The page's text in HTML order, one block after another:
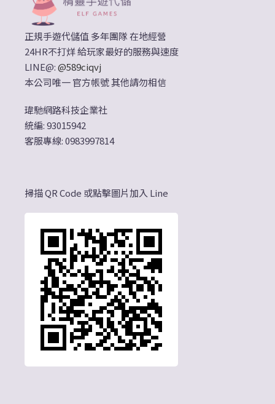
正規手遊代儲值 多年團隊 在地經營
24HR不打烊 給玩家最好的服務與速度
LINE@:@589ciqvj
本公司唯一 官方帳號 其他請勿相信
瑋馳網路科技企業社
統編: 93015942
客服專線: 0983997814
掃描 QR Code 或點擊圖片加入 Line